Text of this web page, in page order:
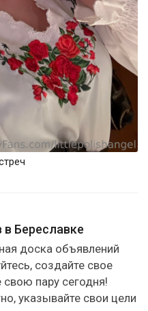
в Береславке
доска объявлений
создайте свое
пару сегодня!
указывайте свои цели